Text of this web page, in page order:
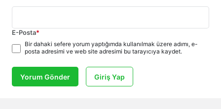
E-Posta*
Bir dahaki sefere yorum yaptığımda kullanılmak üzere adımı, e-
posta adresimi ve web site adresimi bu tarayıcıya kaydet.
Yorum Gönder Giriş Yap